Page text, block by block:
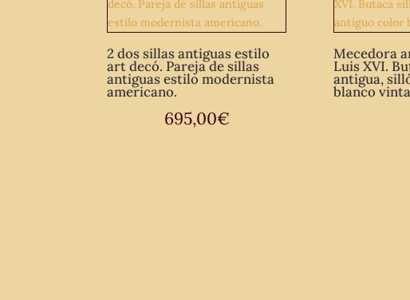
2 dos sillas antiguas estilo
art decó. Pareja de sillas
antiguas estilo modernista
americano.
695,00€
Mecedora
Luis XVI.
antigua,
blanco